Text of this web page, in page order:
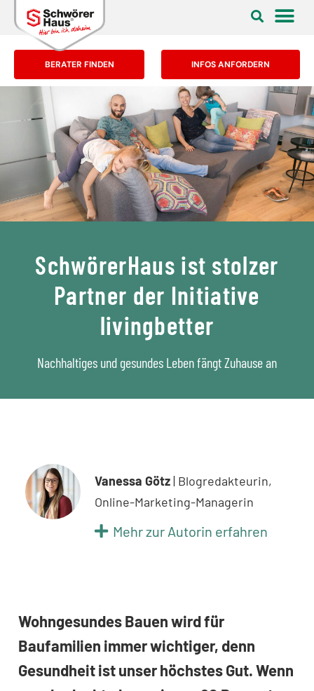
BERATER FINDEN INFOS ANFORDERN
SchwörerHaus ist stolzer
Partner der Initiative
livingbetter
Nachhaltiges und gesundes Leben fängt Zuhause an
Vanessa Götz| Blogredakteurin,
Online-Marketing-Managerin
Mehr zur Autorin erfahren
Wohngesundes Bauen wird für
Baufamilien immer wichtiger, denn
Gesundheit ist unser höchstes Gut. Wenn